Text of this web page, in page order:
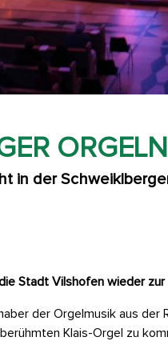
in der
Stadt Vilshofen wieder
der Orgelmusik aus der
Klais-Orgel zu